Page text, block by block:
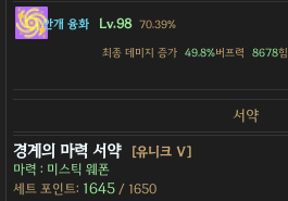
안개 융화 Lv.98 70.39%
최종 데미지 증가 49.8%버프력 8678힘
서약
경계의 마력 서약
[유니크 Ⅴ]
마력 : 미스틱 웨폰
세트 포인트: 1645 / 1650